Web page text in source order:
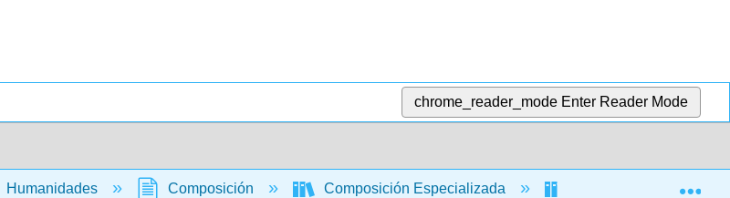
chrome_reader_mode Enter Reader Mode
Humanidades Composición Composición Especializada Manual de redacción